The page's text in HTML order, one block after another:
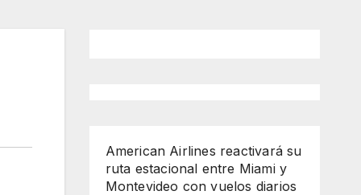
American Airlines reactivará su
ruta estacional entre Miami y
Montevideo con vuelos diarios